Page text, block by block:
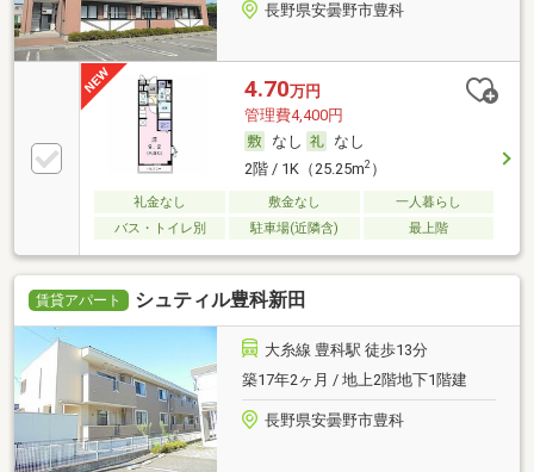
長野県安曇野市豊科
4.70万円
管理費4,400円
なし
なし
2階 / 1K（25.25m2）
礼金なし 敷金なし
一人暮らし
バス・トイレ別
駐車場(近隣含) 最上階
賃貸アパート シュティル豊科新田
大糸線 豊科駅 徒歩13分
築17年2ヶ月 / 地上2階地下1階建
長野県安曇野市豊科